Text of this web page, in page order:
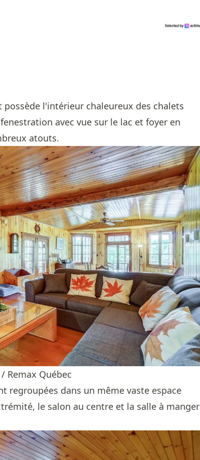
l'intérieur chaleureux des chalets
avec vue sur le lac et foyer en
atouts.
Remax Québec
regroupées dans un même vaste espace
le salon au centre et la salle à manger